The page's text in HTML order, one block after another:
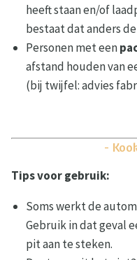
heeft staan en/of
bestaat dat anders de
Personen met een
afstand houden van
(bij twijfel: advies
-
Tips voor gebruik:
Soms werkt de
Gebruik in dat geval
pit aan te steken.